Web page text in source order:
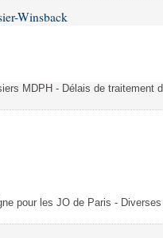
Winsback
MDPH - Délais de traitement
pour les JO de Paris -